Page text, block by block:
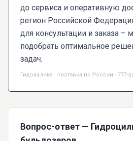
до сервиса и оперативную
регион Российской
для консультации и заказа
подобрать оптимальное
задач.
Гидравлика · поставка по России · 777-
Вопрос-ответ —